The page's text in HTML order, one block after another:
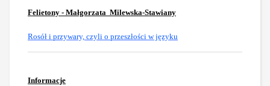
Felietony - Małgorzata Milewska-Stawiany
Rosół i przywary, czyli o przeszłości w języku
Informacje